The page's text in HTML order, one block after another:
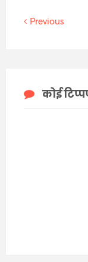
Previous
कोई